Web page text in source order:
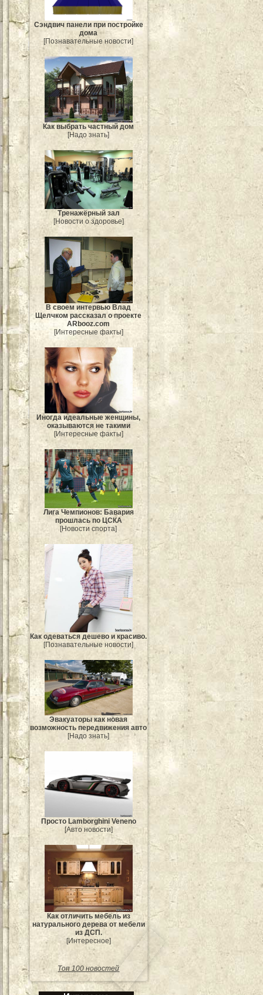
Сэндвич панели при постройке
дома
[Познавательные новости]
Как выбрать частный дом
[Надо знать]
Тренажёрный зал
[Новости о здоровье]
В своем интервью Влад
Щелчком рассказал о проекте
ARbooz.com
[Интересные факты]
Иногда идеальные женщины,
оказываются не такими
[Интересные факты]
Лига Чемпионов: Бавария
прошлась по ЦСКА
[Новости спорта]
Как одеваться дешево и красиво.
[Познавательные новости]
Эвакуаторы как новая
возможность передвижения авто
[Надо знать]
Просто Lamborghini Veneno
[Авто новости]
Как отличить мебель из
натурального дерева от мебели
из ДСП.
[Интересное]
Топ 100 новостей